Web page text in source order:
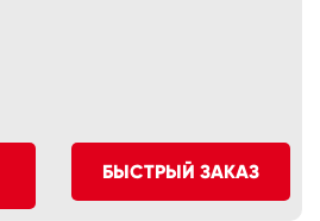
БЫСТРЫЙ ЗАКАЗ